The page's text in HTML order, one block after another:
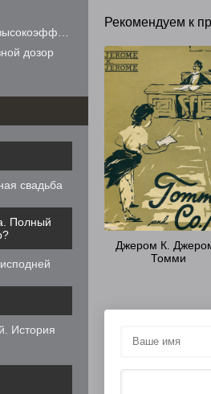
Рекомендуем к
Джером К.
Томми
людей
дозор
свадьба
Полный
История